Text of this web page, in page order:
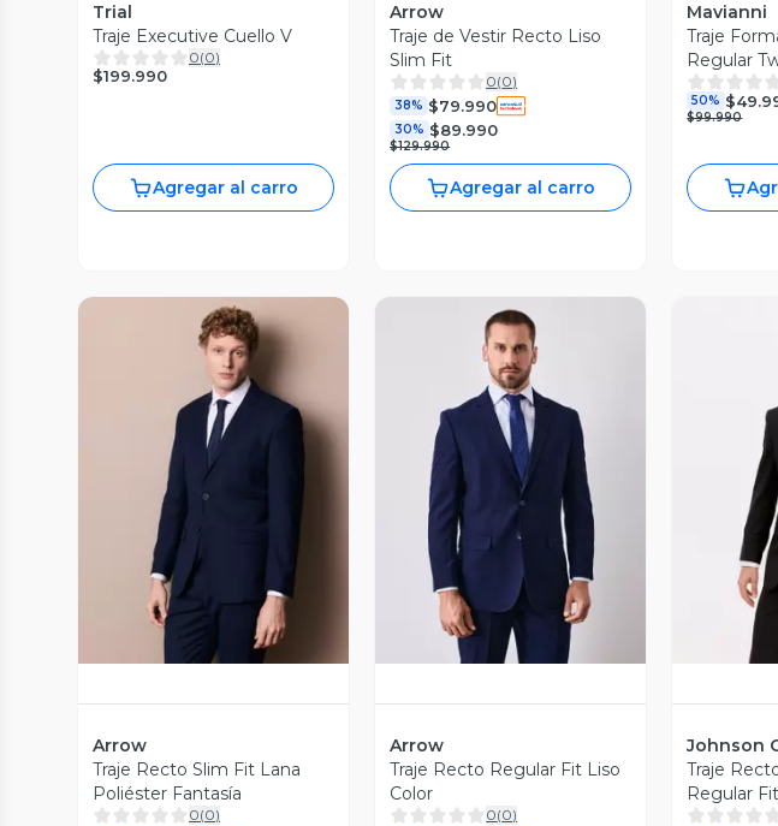
Trial
Traje Executive Cuello V
0(0)
$199.990
Agregar al carro
Arrow
Traje de Vestir Recto Liso
Slim Fit
0(0)
38% $79.990
30% $89.990
$129.990
Agregar al carro
Mavianni
Traje
Regular
50%
$99.990
Vista Previa
Arrow
Traje Recto Slim Fit Lana
Poliéster Fantasía
0(0)
Vista Previa
Arrow
Traje Recto Regular Fit Liso
Color
0(0)
Johnson
Traje
Regular Fit